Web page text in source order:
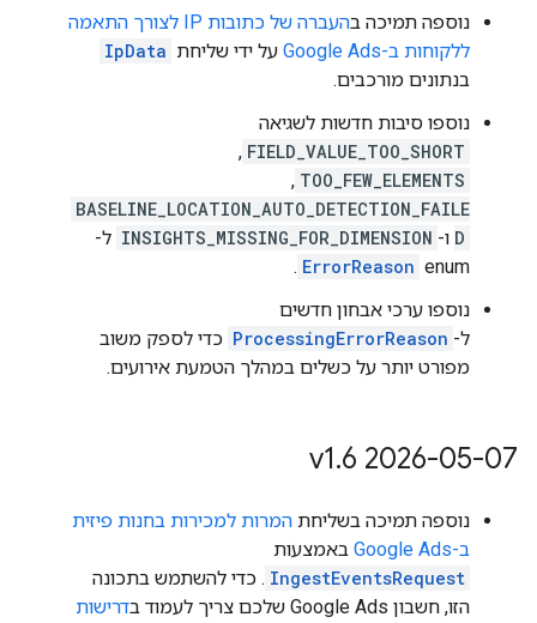
נוספה תמיכה ב
העברה של כתובות IP לצורך התאמה
ללקוחות ב-Google Ads
על ידי שליחת IpData
בנתונים מורכבים.
נוספו סיבות חדשות לשגיאה
FIELD_VALUE_TOO_SHORT
,‏
TOO_FEW_ELEMENTS
,‏
BASELINE_LOCATION_AUTO_DETECTION_FAILE
D ו- INSIGHTS_MISSING_FOR_DIMENSION ל-
enum‏
ErrorReason
.
נוספו ערכי אבחון חדשים
ל- ProcessingErrorReason כדי לספק משוב
מפורט יותר על כשלים במהלך הטמעת אירועים.
‫2026-05-07 v1
.6
נוספה תמיכה בשליחת המרות למכירות בחנות פיזית
ב-Google Ads
באמצעות
IngestEventsRequest . כדי להשתמש בתכונה
הזו, חשבון Google Ads שלכם צריך לעמוד ב
דרישות